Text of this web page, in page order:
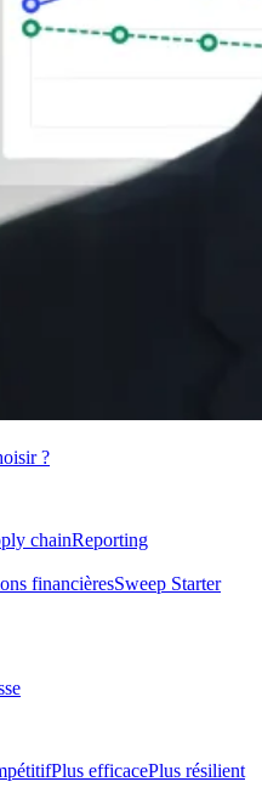
?
chainReporting
financièresSweep Starter
Plus efficacePlus résilient